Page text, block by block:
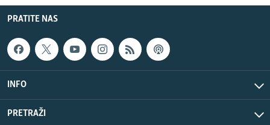
PRATITE NAS
INFO
PRETRAŽI